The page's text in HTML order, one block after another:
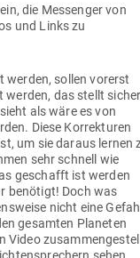
die Mes­senger von
und Links zu
werden, sollen vorerst
werden, das stellt
als wäre es von
Diese Kor­rek­turen
um sie daraus lernen
sehr schnell wie
geschafft ist werden
benötigt! Doch was
nicht eine
gesamten Pla­neten
Video
sehen